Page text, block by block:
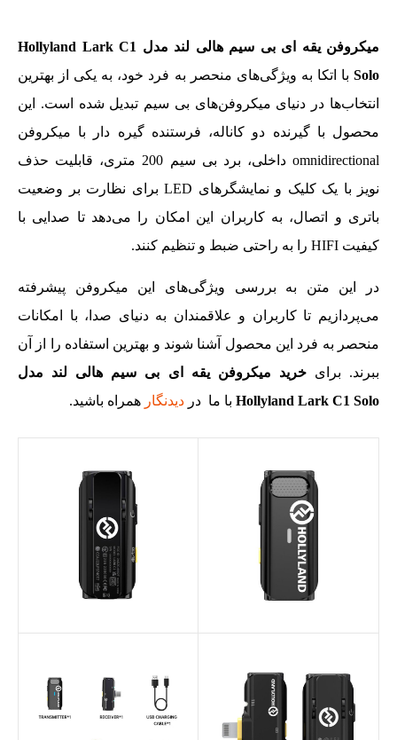
میکروفن یقه ای بی سیم هالی لند مدل Hollyland Lark C1
Solo با اتکا به ویژگی‌های منحصر به فرد خود، به یکی از بهترین
انتخاب‌ها در دنیای میکروفن‌های بی‌ سیم تبدیل شده است. این
محصول با گیرنده دو کاناله، فرستنده گیره دار با میکروفن
omnidirectional داخلی، برد بی‌ سیم 200 متری، قابلیت حذف
نویز با یک کلیک و نمایشگرهای LED برای نظارت بر وضعیت
باتری و اتصال، به کاربران این امکان را می‌دهد تا صدایی با
کیفیت HIFI را به‌ راحتی ضبط و تنظیم کنند.
در این متن به بررسی ویژگی‌های این میکروفن پیشرفته
می‌پردازیم تا کاربران و علاقمندان به دنیای صدا، با امکانات
منحصر به فرد این محصول آشنا شوند و بهترین استفاده را از آن
ببرند. برایخرید میکروفن یقه ای بی سیم هالی لند مدل
Hollyland Lark C1 Solo با ما در دیدنگار همراه باشید.